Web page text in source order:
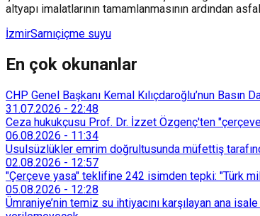
altyapı imalatlarının tamamlanmasının ardından
İzmirSarnıçiçme suyu
En çok okunanlar
CHP Genel Başkanı Kemal Kılıçdaroğlu’nun Basın
31.07.2026 - 22:48
Ceza hukukçusu Prof. Dr. İzzet Özgenç'ten
06.08.2026 - 11:34
Usulsüzlükler emrim doğrultusunda müfettiş
02.08.2026 - 12:57
"Çerçeve yasa" teklifine 242 isimden tepki: "Türk
05.08.2026 - 12:28
Ümraniye’nin temiz su ihtiyacını karşılayan ana